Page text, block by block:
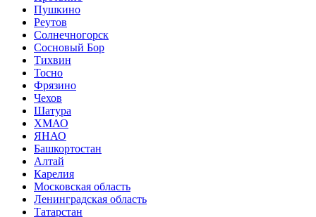
Пушкино
Реутов
Солнечногорск
Сосновый Бор
Тихвин
Тосно
Фрязино
Чехов
Шатура
ХМАО
ЯНАО
Башкортостан
Алтай
Карелия
Московская область
Ленинградская область
Татарстан